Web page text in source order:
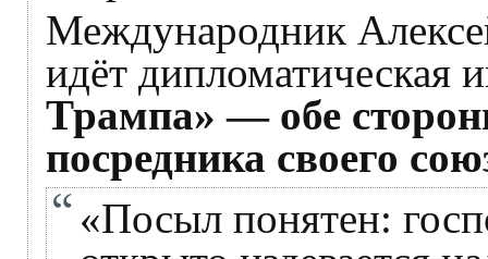
Международник
идёт дипломатическая
Трампа» — обе
посредника своего
«Посыл понятен: